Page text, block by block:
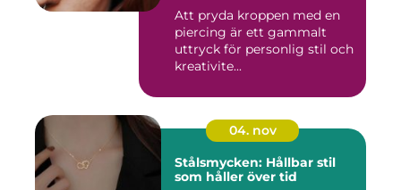
Att pryda kroppen med en
piercing är ett gammalt
uttryck för personlig stil och
kreativite...
04. nov
Stålsmycken: Hållbar stil
som håller över tid